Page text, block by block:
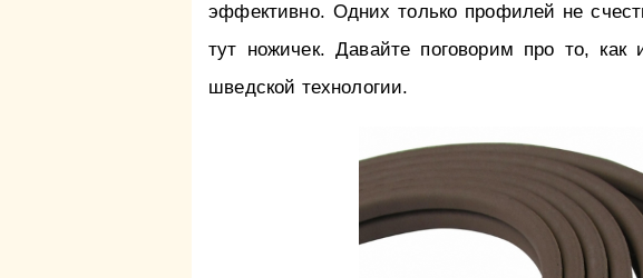
эффективно. Одних только профилей не
тут ножичек. Давайте поговорим про то,
шведской технологии.